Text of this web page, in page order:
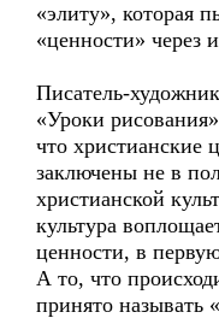
«элиту», которая
«ценности»
Писатель-
«Уроки
что христианские
заключены не в
христианской
культура
ценности, в
А то, что
принято называть